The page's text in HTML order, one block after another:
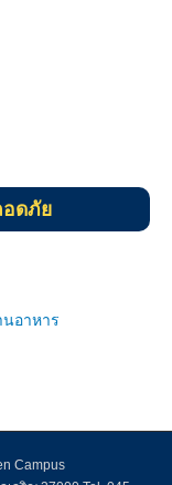
อดภัย
อาหาร
Campus